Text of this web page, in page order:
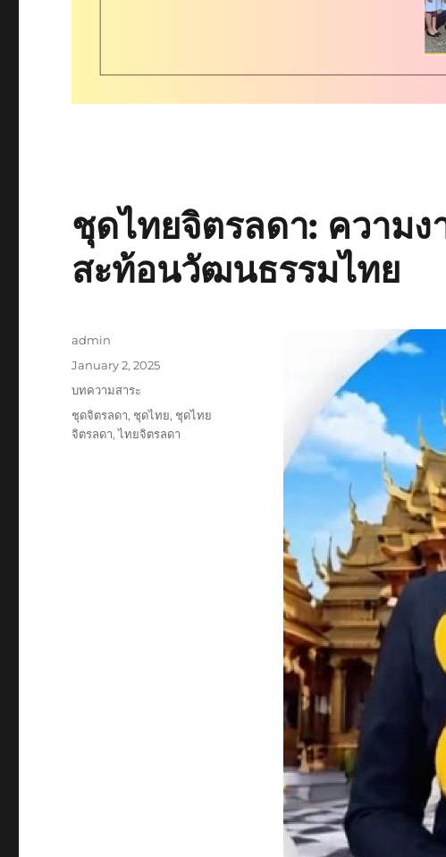
ชุดไทยจิตรลดา: ความ
สะท้อนวัฒนธรรมไทย
Author
admin
Posted
January 2, 2025
Categories
บทความสาระ
Tags
ชุดจิตรลดา, ชุดไทย, ชุดไทย
จิตรลดา,ไทยจิตรลดา